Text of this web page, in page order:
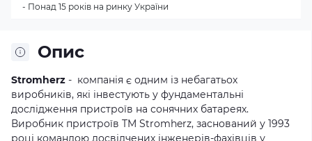
Опис
Stromherz - компанія є одним із небагатьох
виробників, які інвестують у фундаментальні
дослідження пристроїв на сонячних батареях.
Виробник пристроїв TM Stromherz, заснований у 1993
році командою досвідчених інженерів-фахівців у
- Понад 15 років на ринку України